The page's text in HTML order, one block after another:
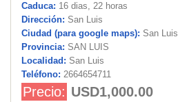
Caduca: 16 dias, 22 horas
Dirección: San Luis
Ciudad (para google maps): San Luis
Provincia: SAN LUIS
Localidad: San Luis
Teléfono: 2664654711
Precio: USD1,000.00